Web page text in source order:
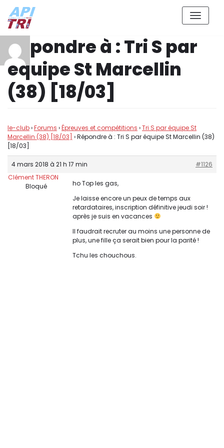
Aller
contenu
Répondre à : Tri S par
équipe St Marcellin
(38) [18/03]
le-club›Forums ›Épreuves et compétitions ›Tri S par équipe St
Marcellin (38) [18/03] ›Répondre à : Tri S par équipe St Marcellin (38)
[18/03]
4 mars 2018 à 21 h 17 min
#1126
Clément THERON
Bloqué
ho Top les gas,
Je laisse encore un peux de temps aux
retardataires, inscription définitive jeudi soir !
après je suis en vacances
Il faudrait recruter au moins une personne de
plus, une fille ça serait bien pour la parité !
Tchu les chouchous.